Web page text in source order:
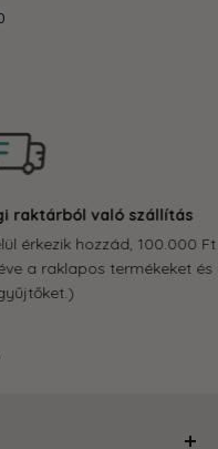
való szállítás
hozzád, 100.000 Ft felett
termékeket és